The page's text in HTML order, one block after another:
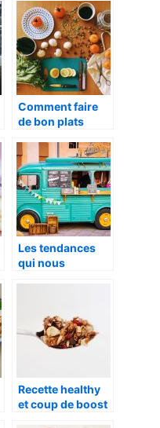
réparation de
votre frigo ?
Comment faire
de bon plats
Les tendances
qui nous
Recette healthy
et coup de boost